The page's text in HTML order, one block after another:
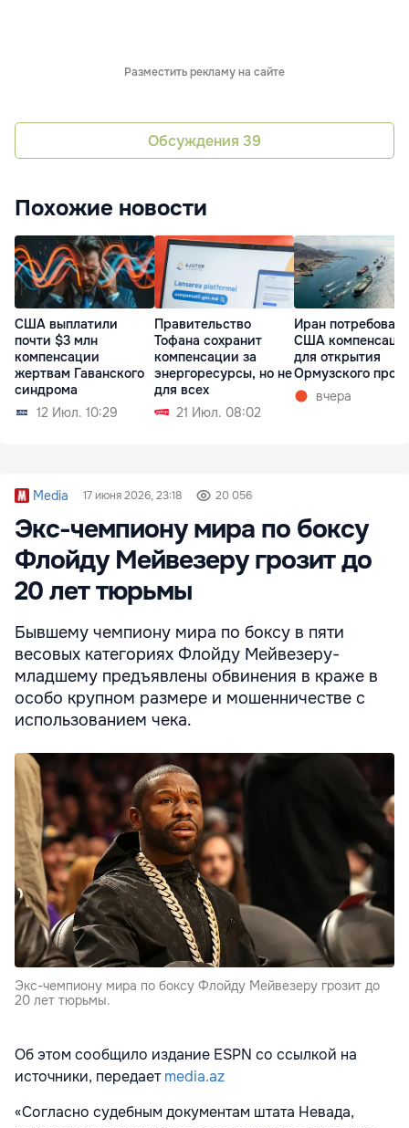
Разместить рекламу на сайте
Обсуждения 39
Похожие новости
США выплатили
почти $3 млн
компенсации
жертвам Гаванского
синдрома
12 Июл. 10:29
Правительство
Тофана сохранит
компенсации за
энергоресурсы, но не
для всех
21 Июл. 08:02
Иран потребовал
США
для открытия
Ормузского
вчера
Media 17 июня 2026, 23:18 20 056
Экс-чемпиону мира по боксу
Флойду Мейвезеру грозит до
20 лет тюрьмы
Бывшему чемпиону мира по боксу в пяти
весовых категориях Флойду Мейвезеру-
младшему предъявлены обвинения в краже в
особо крупном размере и мошенничестве с
использованием чека.
Экс-чемпиону мира по боксу Флойду Мейвезеру грозит до
20 лет тюрьмы.
Об этом сообщило издание ESPN со ссылкой на
источники, передаетmedia.az
«Согласно судебным документам штата Невада,